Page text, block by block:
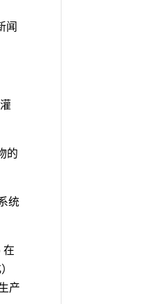
闻
的
统
在
产